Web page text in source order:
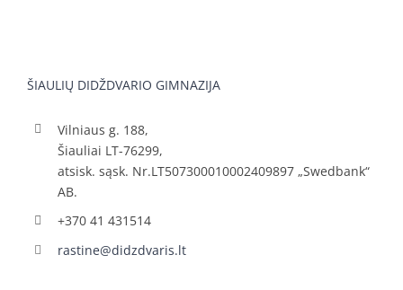
ŠIAULIŲ DIDŽDVARIO GIMNAZIJA
Vilniaus g. 188,
Šiauliai LT-76299,
atsisk. sąsk. Nr.LT507300010002409897 „Swedbank“
AB.
+370 41 431514
rastine@didzdvaris.lt